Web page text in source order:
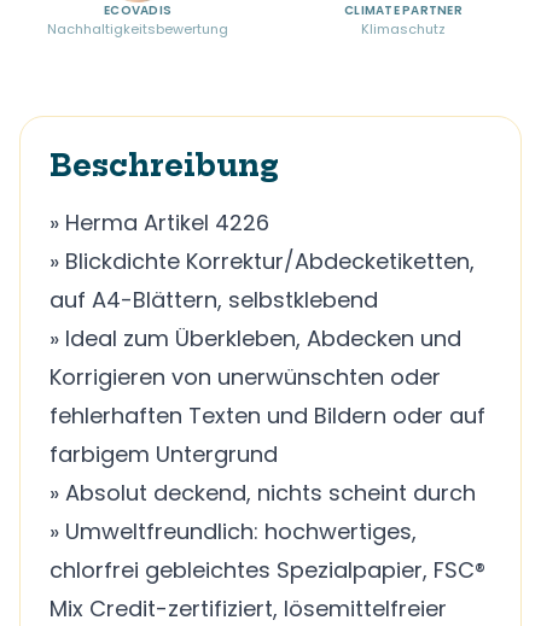
ECOVADIS
Nachhaltigkeitsbewertung
CLIMATE PARTNER
Klimaschutz
Beschreibung
» Herma Artikel 4226
» Blickdichte Korrektur/Abdecketiketten,
auf A4-Blättern, selbstklebend
» Ideal zum Überkleben, Abdecken und
Korrigieren von unerwünschten oder
fehlerhaften Texten und Bildern oder auf
farbigem Untergrund
» Absolut deckend, nichts scheint durch
» Umweltfreundlich: hochwertiges,
chlorfrei gebleichtes Spezialpapier, FSC®
Mix Credit-zertifiziert, lösemittelfreier